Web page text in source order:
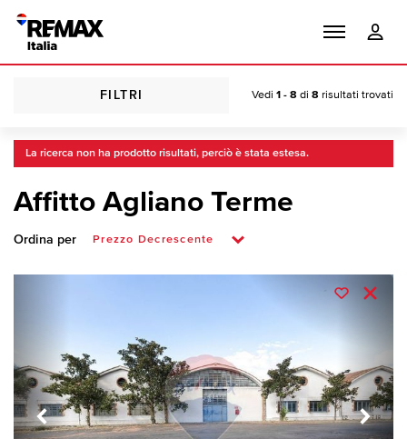
FILTRI Vedi 1 - 8 di 8 risultati trovati
La ricerca non ha prodotto risultati, perciò è stata estesa.
Affitto Agliano Terme
Ordina per